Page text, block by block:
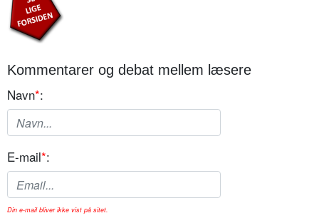
Kommentarer og debat mellem læsere
Navn*:
E-mail*:
Din e-mail bliver ikke vist på sitet.